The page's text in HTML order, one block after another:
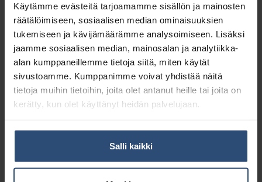
Käytämme evästeitä tarjoamamme sisällön ja mainosten
räätälöimiseen, sosiaalisen median ominaisuuksien
tukemiseen ja kävijämäärämme analysoimiseen. Lisäksi
jaamme sosiaalisen median, mainosalan ja analytiikka-
alan kumppaneillemme tietoja siitä, miten käytät
sivustoamme. Kumppanimme voivat yhdistää näitä
tietoja muihin tietoihin, joita olet antanut heille tai joita on
kerätty, kun olet käyttänyt heidän palvelujaan.
Salli kaikki
Kuvaus
Lisätiedot
Sisältö:
Almond Oil (Prunus amygdalus
Beeswax (Cera alba)
Arnica (Arnica montana extract)